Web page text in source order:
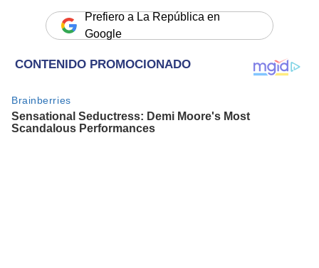
Prefiero a La República en
Google